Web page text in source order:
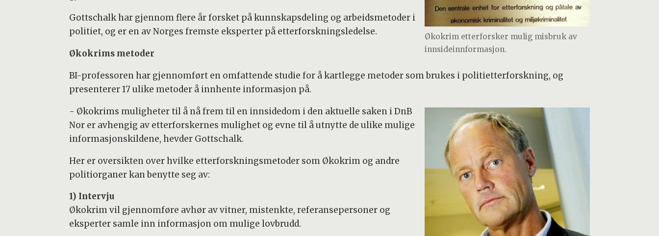
Økokrim etterforsker mulig misbruk av
innsideinnformasjon.
Gottschalk har gjennom flere år forsket på kunnskapsdeling og arbeidsmetoder i
politiet, og er en av Norges fremste eksperter på etterforskningsledelse.
Økokrims metoder
BI-professoren har gjennomført en omfattende studie for å kartlegge metoder som brukes i politietterforskning, og
presenterer 17 ulike metoder å innhente informasjon på.
- Økokrims muligheter til å nå frem til en innsidedom i den aktuelle saken i DnB
Nor er avhengig av etterforskernes mulighet og evne til å utnytte de ulike mulige
informasjonskildene, hevder Gottschalk.
Her er oversikten over hvilke etterforskningsmetoder som Økokrim og andre
politiorganer kan benytte seg av:
1) Intervju
Økokrim vil gjennomføre avhør av vitner, mistenkte, referansepersoner og
eksperter samle inn informasjon om mulige lovbrudd.